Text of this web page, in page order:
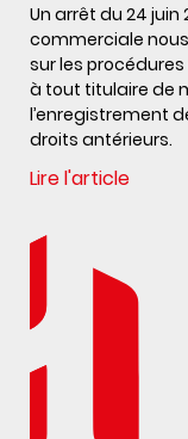
Un arrêt du 24 juin
commerciale
sur les
à tout titulaire de
l’enregistrement
droits antérieurs.
Lire l'article